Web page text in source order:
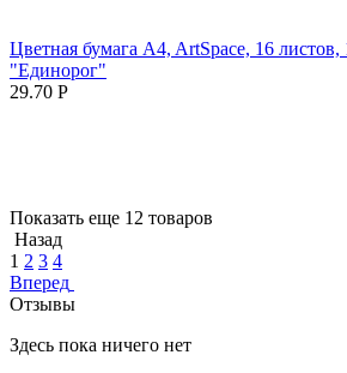
Цветная бумага A4, ArtSpace, 16 листов,
"Единорог"
29.70 Р
Показать еще 12 товаров
Назад
1 2 3 4
Вперед
Отзывы
Здесь пока ничего нет